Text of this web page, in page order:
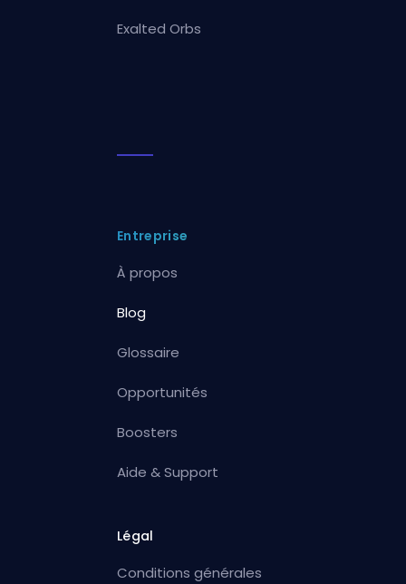
Exalted Orbs
Entreprise
À propos
Blog
Glossaire
Opportunités
Boosters
Aide & Support
Légal
Conditions générales